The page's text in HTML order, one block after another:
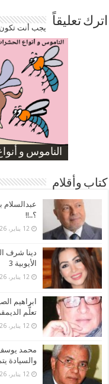
اترك تعليقاً يجب أنت تكون
الناموس و
الموظفين بعد
ارتفاع نسبة
صورة
صورة
كتاب وأقلام
؟..!!
12 يناير، 2026
دينا شرف
الأيوبية 3
12 يناير، 2026
ابراهيم
تعلُّم
12 يناير، 2026
محمد يوسف
والسيادة
12 يناير، 2026